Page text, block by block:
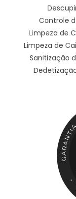
Controle
Limpeza de
Limpeza de
Sanitização